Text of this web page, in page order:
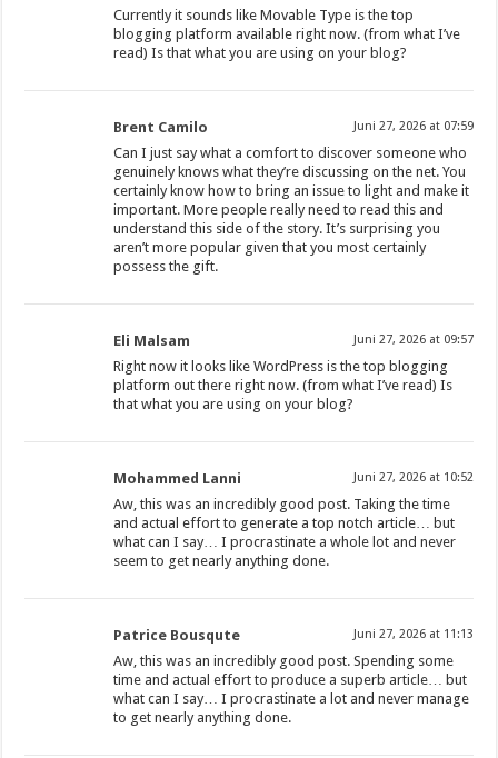
Currently it sounds like Movable Type is the top
blogging platform available right now. (from what I’ve
read) Is that what you are using on your blog?
Brent Camilo Juni 27, 2026 at 07:59
Can I just say what a comfort to discover someone who
genuinely knows what they’re discussing on the net. You
certainly know how to bring an issue to light and make it
important. More people really need to read this and
understand this side of the story. It’s surprising you
aren’t more popular given that you most certainly
possess the gift.
Eli Malsam Juni 27, 2026 at 09:57
Right now it looks like WordPress is the top blogging
platform out there right now. (from what I’ve read) Is
that what you are using on your blog?
Mohammed Lanni Juni 27, 2026 at 10:52
Aw, this was an incredibly good post. Taking the time
and actual effort to generate a top notch article… but
what can I say… I procrastinate a whole lot and never
seem to get nearly anything done.
Patrice Bousqute Juni 27, 2026 at 11:13
Aw, this was an incredibly good post. Spending some
time and actual effort to produce a superb article… but
what can I say… I procrastinate a lot and never manage
to get nearly anything done.